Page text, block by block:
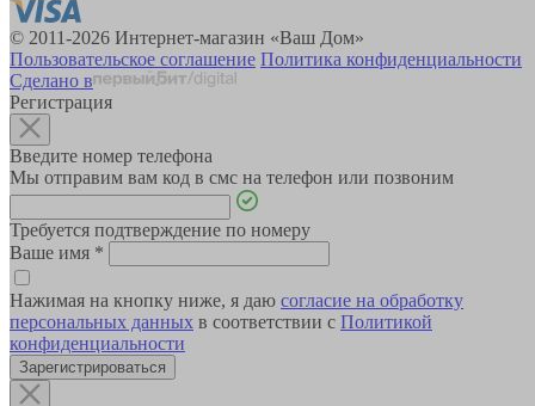
© 2011-2026 Интернет-магазин «Ваш Дом»
Пользовательское соглашение Политика конфиденциальности
Сделано в
Регистрация
Введите номер телефона
Мы отправим вам код в смс на телефон или позвоним
Требуется подтверждение по номеру
Ваше имя *
Нажимая на кнопку ниже, я даю согласие на обработку
персональных данных в соответствии с Политикой
конфиденциальности
Зарегистрироваться